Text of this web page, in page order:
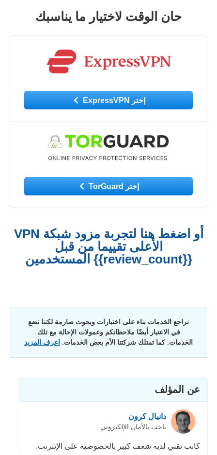
حان الوقت لاختيار ما يناسبك
إختر ExpressVPN
إختر TorGuard
أو اضغط هنا لتجربة مزود شبكة VPN
الأعلى تقييما من قبل
{{review_count}} المستخدمين
نراجع الخدمات بناء على اختبارات وبحوث صارمة لكننا نضع
في الاعتبار أيضًا ملاحظاتكم وعمولات الإحالة مع تلك
الخدمات. كما تمتلك شركتنا الأم بعض الخدمات. اعرف المزيد
عن المؤلف
دانيال كرون
باحث بالأمان الإلكتروني
كاتب تقني لديه شغف كبير بالخصوصية على الإنترنت.